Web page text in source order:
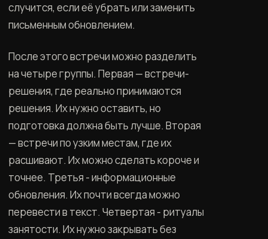
случится, если её убрать или заменить
письменным обновлением.
После этого встречи можно разделить
на четыре группы. Первая — встречи-
решения, где реально принимаются
решения. Их нужно оставить, но
подготовка должна быть лучше. Вторая
— встречи по узким местам, где их
расшивают. Их можно сделать короче и
точнее. Третья - информационные
обновления. Их почти всегда можно
перевести в текст. Четвертая - ритуалы
занятости. Их нужно закрывать без